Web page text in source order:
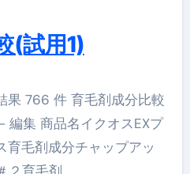
(試用1)
果 766 件 育毛剤成分比較
集 商品名イクオスEXプ
育毛剤成分チャップアッ
２育毛剤 …